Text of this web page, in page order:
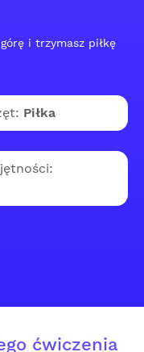
i trzymasz piłkę
Piłka
ćwiczenia